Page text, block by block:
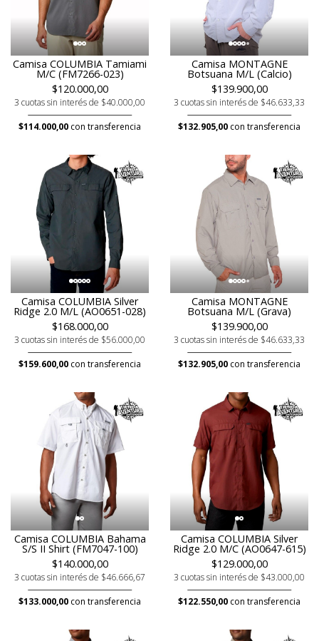
Camisa COLUMBIA Tamiami
M/C (FM7266-023)
$120.000,00
3 cuotas sin interés de $40.000,00
$114.000,00 con transferencia
Camisa MONTAGNE
Botsuana M/L (Calcio)
$139.900,00
3 cuotas sin interés de $46.633,33
$132.905,00 con transferencia
Camisa COLUMBIA Silver
Ridge 2.0 M/L (AO0651-028)
$168.000,00
3 cuotas sin interés de $56.000,00
$159.600,00 con transferencia
Camisa MONTAGNE
Botsuana M/L (Grava)
$139.900,00
3 cuotas sin interés de $46.633,33
$132.905,00 con transferencia
Camisa COLUMBIA Bahama
S/S II Shirt (FM7047-100)
$140.000,00
3 cuotas sin interés de $46.666,67
$133.000,00 con transferencia
Camisa COLUMBIA Silver
Ridge 2.0 M/C (AO0647-615)
$129.000,00
3 cuotas sin interés de $43.000,00
$122.550,00 con transferencia